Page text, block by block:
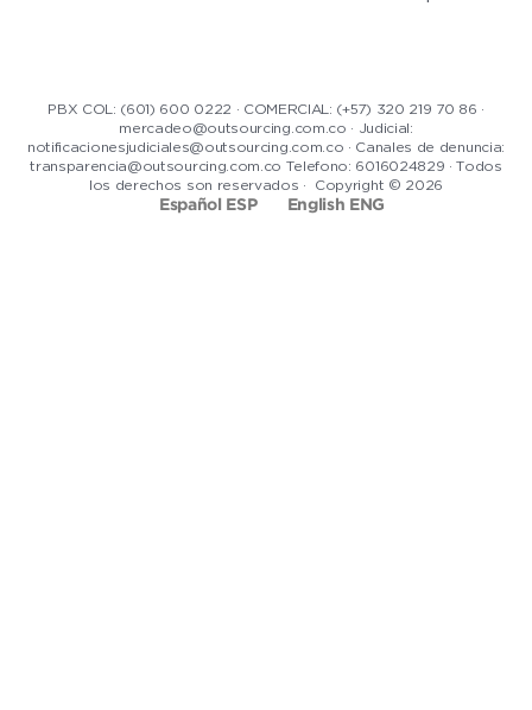
PBX COL: (601) 600 0222 · COMERCIAL: (+57) 320 219 70 86 ·
mercadeo@outsourcing.com.co · Judicial:
notificacionesjudiciales@outsourcing.com.co · Canales de denuncia:
transparencia@outsourcing.com.co Telefono: 6016024829 · Todos
los derechos son reservados · Copyright © 2026
Español ESP English ENG